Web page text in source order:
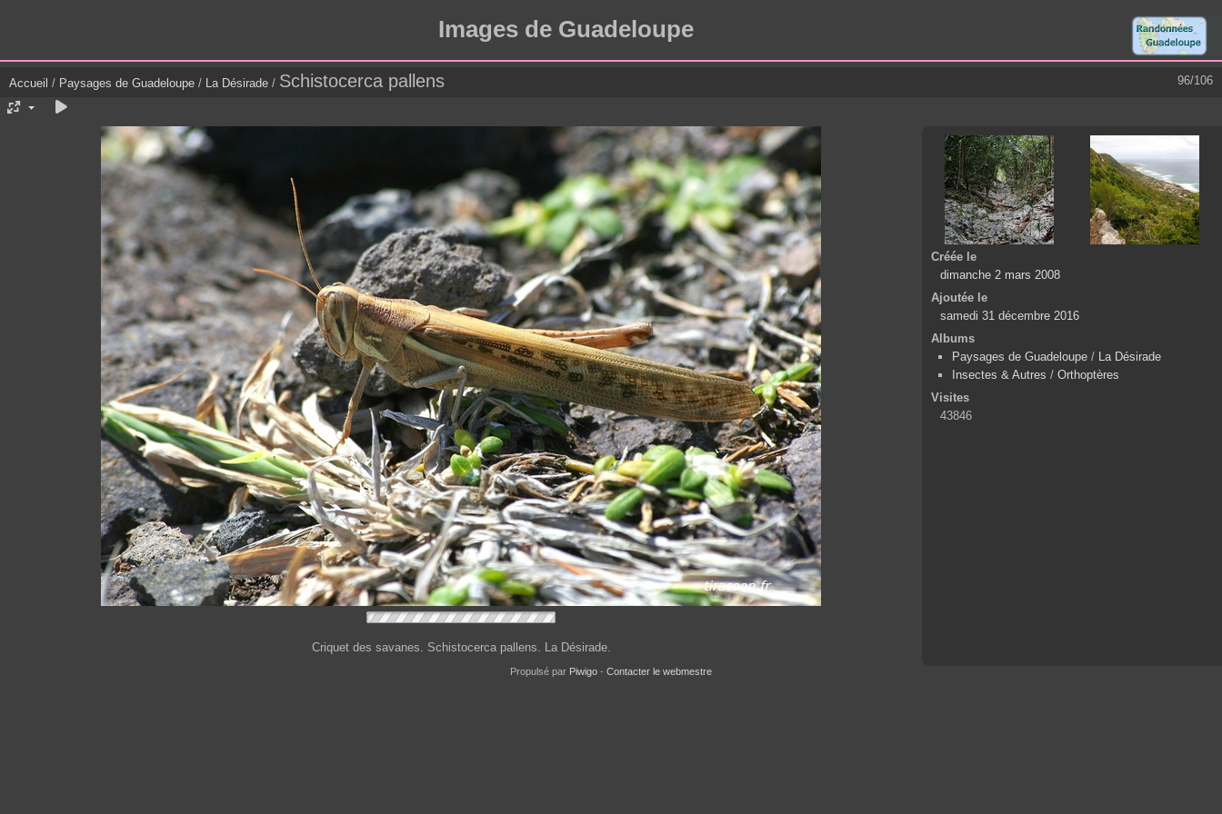
Images de Guadeloupe
96/106
Accueil / Paysages de Guadeloupe / La Désirade / Schistocerca pallens
Criquet des savanes. Schistocerca pallens. La Désirade.
Créée le
dimanche 2 mars 2008
Ajoutée le
samedi 31 décembre 2016
Albums
Paysages de Guadeloupe / La Désirade
Insectes & Autres / Orthoptères
Visites
43846
Propulsé par Piwigo - Contacter le webmestre